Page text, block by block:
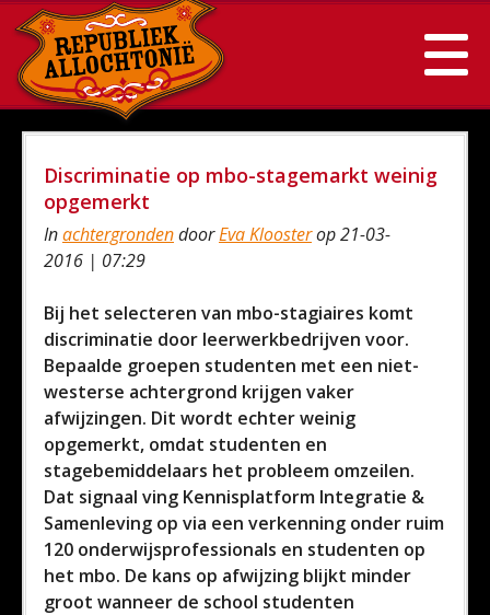
Discriminatie op mbo-stagemarkt weinig
opgemerkt
InachtergrondendoorEva Kloosterop 21-03-
2016 | 07:29
Bij het selecteren van mbo-stagiaires komt
discriminatie door leerwerkbedrijven voor.
Bepaalde groepen studenten met een niet-
westerse achtergrond krijgen vaker
afwijzingen. Dit wordt echter weinig
opgemerkt, omdat studenten en
stagebemiddelaars het probleem omzeilen.
Dat signaal ving Kennisplatform Integratie &
Samenleving op via een verkenning onder ruim
120 onderwijsprofessionals en studenten op
het mbo. De kans op afwijzing blijkt minder
groot wanneer de school studenten